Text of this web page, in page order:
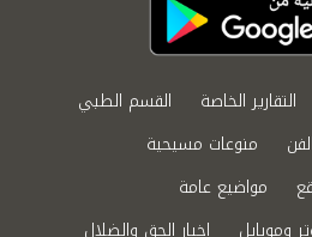
التقارير الخاصة
القسم الطبي
منوعات مسيحية
مواضيع عامة
وموبايل اخبار الحق والضلال